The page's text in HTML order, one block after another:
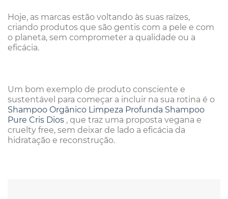
Hoje, as marcas estão voltando às suas raízes,
criando produtos que são gentis com a pele e com
o planeta, sem comprometer a qualidade ou a
eficácia.
Um bom exemplo de produto consciente e
sustentável para começar a incluir na sua rotina é o
Shampoo Orgânico Limpeza Profunda Shampoo
Pure Cris Dios , que traz uma proposta vegana e
cruelty free, sem deixar de lado a eficácia da
hidratação e reconstrução.